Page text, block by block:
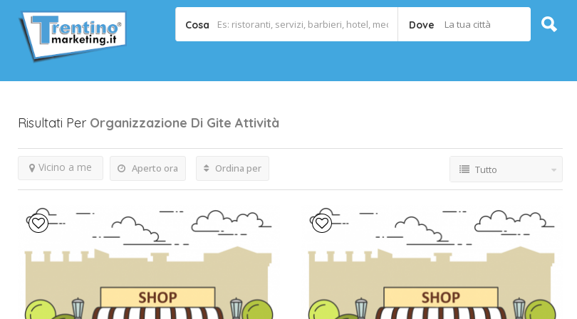
Cosa Dove La tua città
Risultati Per Organizzazione Di Gite Attività
Aperto ora
Vicino a me Ordina per Tutto